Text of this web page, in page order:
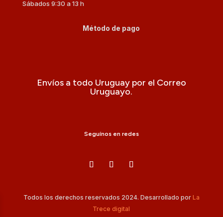
Sábados 9:30 a 13 h
Método de pago
Envíos a todo Uruguay por el Correo
Uruguayo.
Seguínos en redes
Todos los derechos reservados 2024. Desarrollado por La
Trece digital